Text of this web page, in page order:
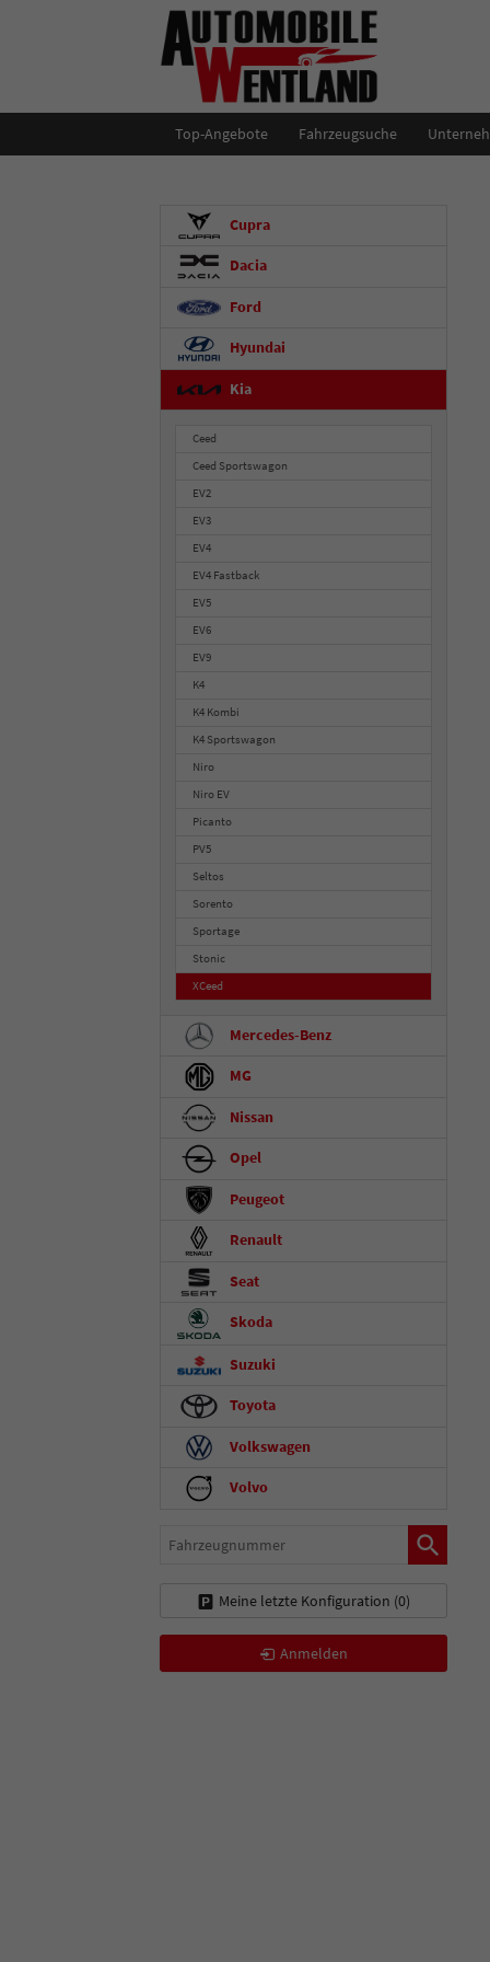
Top-Angebote Fahrzeugsuche
Cupra
Dacia
Ford
Hyundai
Kia
Ceed
Ceed Sportswagon
EV2
EV3
EV4
EV4 Fastback
EV5
EV6
EV9
K4
K4 Kombi
K4 Sportswagon
Niro
Niro EV
Picanto
PV5
Seltos
Sorento
Sportage
Stonic
XCeed
Mercedes-Benz
MG
Nissan
Opel
Peugeot
Renault
Seat
Skoda
Suzuki
Toyota
Volkswagen
Volvo
Fahrzeugnummer
Meine letzte Konfiguration (0)
Anmelden